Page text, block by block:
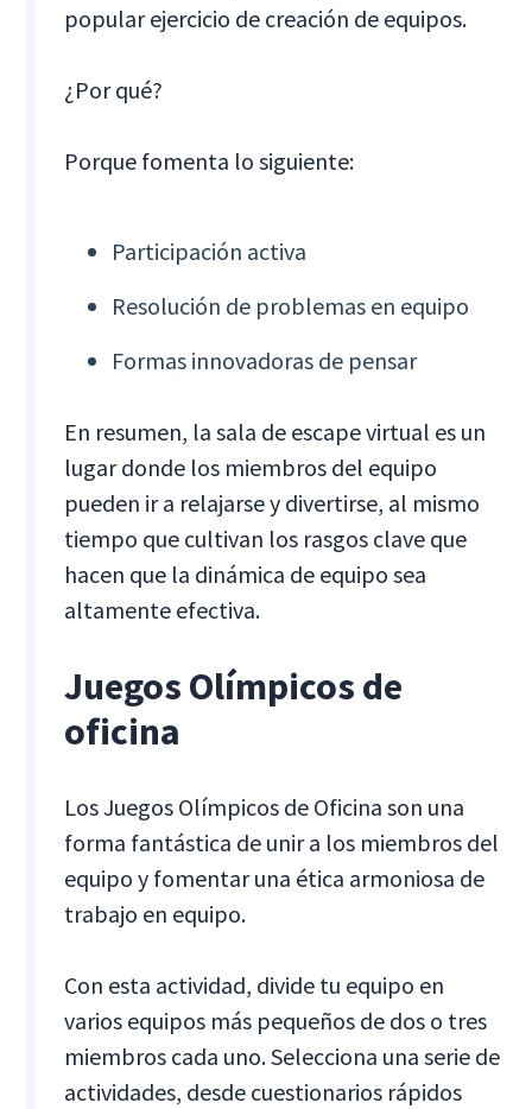
popular ejercicio de creación de equipos.
¿Por qué?
Porque fomenta lo siguiente:
Participación activa
Resolución de problemas en equipo
Formas innovadoras de pensar
En resumen, la sala de escape virtual es un
lugar donde los miembros del equipo
pueden ir a relajarse y divertirse, al mismo
tiempo que cultivan los rasgos clave que
hacen que la dinámica de equipo sea
altamente efectiva.
Juegos Olímpicos de
oficina
Los Juegos Olímpicos de Oficina son una
forma fantástica de unir a los miembros del
equipo y fomentar una ética armoniosa de
trabajo en equipo.
Con esta actividad, divide tu equipo en
varios equipos más pequeños de dos o tres
miembros cada uno. Selecciona una serie de
actividades, desde cuestionarios rápidos